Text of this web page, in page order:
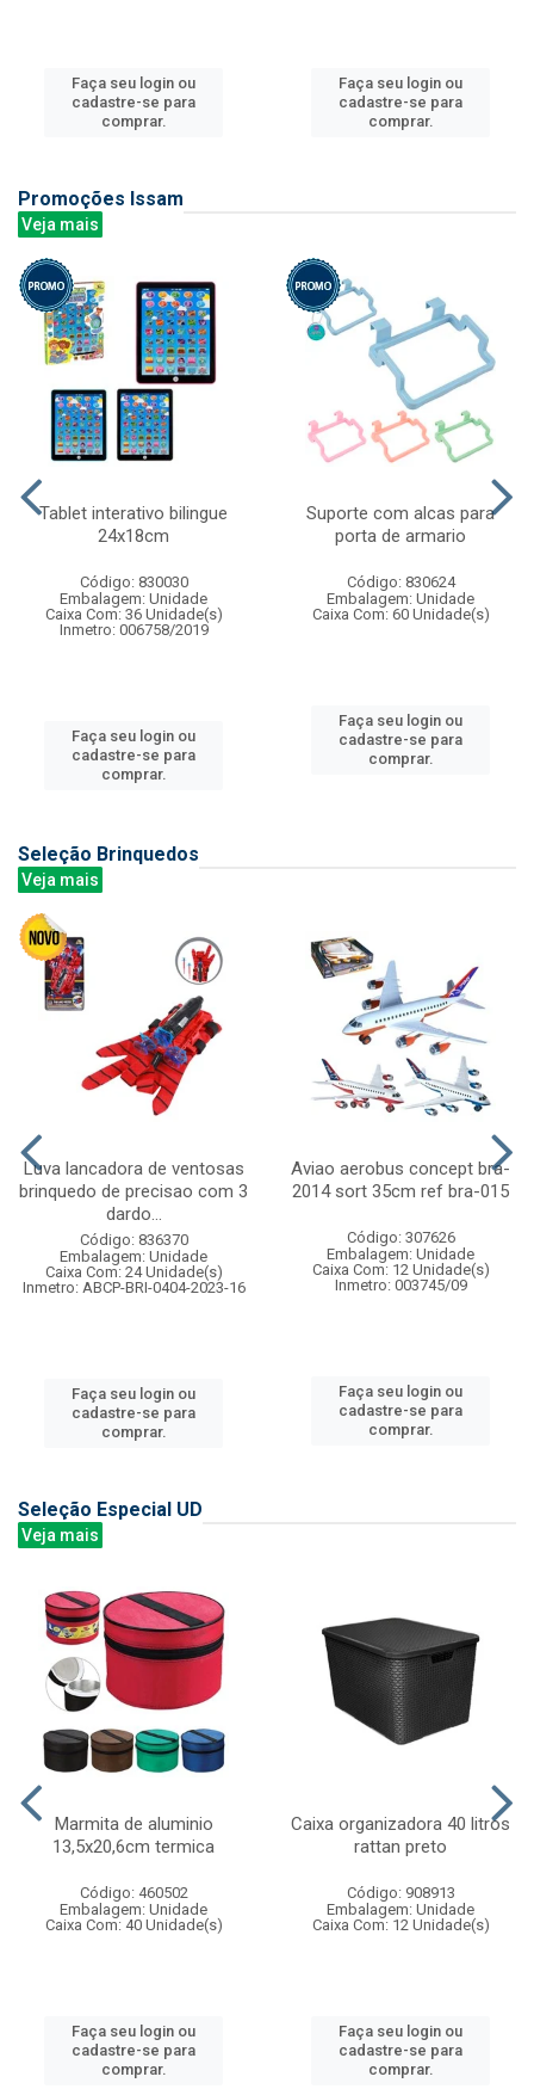
Faça seu login ou
cadastre-se para
comprar.
Faça seu login ou
cadastre-se para
comprar.
Promoções Issam
Veja mais
Tablet interativo bilingue
24x18cm
Código: 830030
Embalagem: Unidade
Caixa Com: 36 Unidade(s)
Inmetro: 006758/2019
Faça seu login ou
cadastre-se para
comprar.
Suporte com alcas para
porta de armario
Código: 830624
Embalagem: Unidade
Caixa Com: 60 Unidade(s)
Faça seu login ou
cadastre-se para
comprar.
Seleção Brinquedos
Veja mais
Luva lancadora de ventosas
brinquedo de precisao com 3
dardo...
Código: 836370
Embalagem: Unidade
Caixa Com: 24 Unidade(s)
Inmetro: ABCP-BRI-0404-2023-16
Faça seu login ou
cadastre-se para
comprar.
Aviao aerobus concept bra-
2014 sort 35cm ref bra-015
Código: 307626
Embalagem: Unidade
Caixa Com: 12 Unidade(s)
Inmetro: 003745/09
Faça seu login ou
cadastre-se para
comprar.
Seleção Especial UD
Veja mais
Marmita de aluminio
13,5x20,6cm termica
Código: 460502
Embalagem: Unidade
Caixa Com: 40 Unidade(s)
Faça seu login ou
cadastre-se para
comprar.
Caixa organizadora 40 litros
rattan preto
Código: 908913
Embalagem: Unidade
Caixa Com: 12 Unidade(s)
Faça seu login ou
cadastre-se para
comprar.